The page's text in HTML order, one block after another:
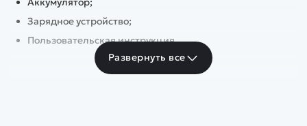
Зарядное устройство;
Пользовательская инструкция
Развернуть все